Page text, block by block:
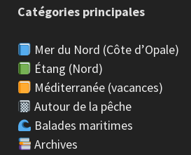
Catégories principales
Mer du Nord (Côte d’Opale)
Étang (Nord)
Méditerranée (vacances)
Autour de la pêche
Balades maritimes
Archives